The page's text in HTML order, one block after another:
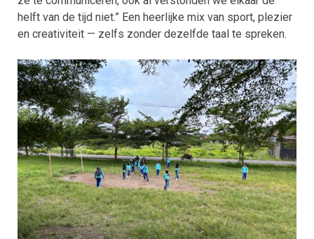
helft van de tijd niet.” Een heerlijke mix van sport, plezier
en creativiteit — zelfs zonder dezelfde taal te spreken.